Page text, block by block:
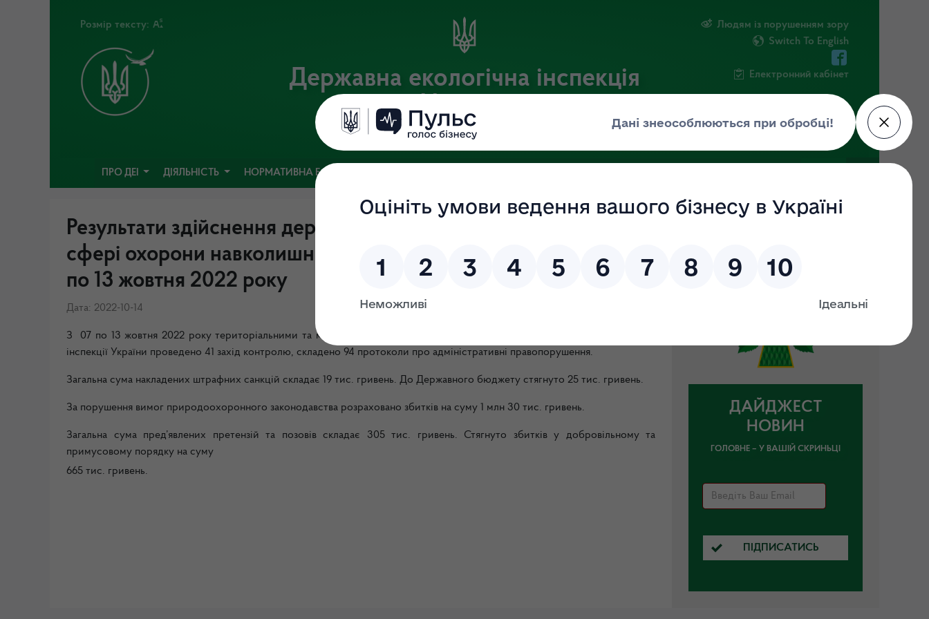
Розмір тексту:
Державна екологічна інспекція
України
Офіційний веб-портал Державної екологічної інспекції України
Людям із порушенням зору
Switch To English
Електронний кабінет
ПРО ДЕІ ДІЯЛЬНІСТЬ НОРМАТИВНА БАЗА
Результати здійснення державного нагляду (контролю) у
сфері охорони навколишнього природного середовища з 07
по 13 жовтня 2022 року
Дата: 2022-10-14
З 07 по 13 жовтня 2022 року територіальними та міжрегіональними територіальними органами Державної екологічної
інспекції України проведено 41 захід контролю, складено 94 протоколи про адміністративні правопорушення.
Загальна сума накладених штрафних санкцій складає 19 тис. гривень. До Державного бюджету стягнуто 25 тис. гривень.
За порушення вимог природоохоронного законодавства розраховано збитків на суму 1 млн 30 тис. гривень.
Загальна сума пред’явлених претензій та позовів складає 305 тис. гривень. Стягнуто збитків у добровільному та
примусовому порядку на суму
665 тис. гривень.
ДАЙДЖЕСТ
НОВИН
ГОЛОВНЕ – У ВАШІЙ СКРИНЬЦІ
ПІДПИСАТИСЬ